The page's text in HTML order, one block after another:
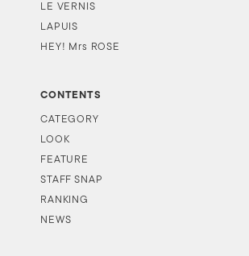
LE VERNIS
LAPUIS
HEY! Mrs ROSE
CONTENTS
CATEGORY
LOOK
FEATURE
STAFF SNAP
RANKING
NEWS